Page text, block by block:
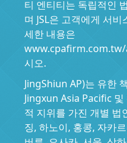
티 엔티티는 독립적인
며 JSL은 고객에게 서
세한 내용은
시오.
JingShiun AP)는 유한
Jingxun Asia Pacific
적 지위를 가진 개별 법
징, 하노이, 홍콩, 자카